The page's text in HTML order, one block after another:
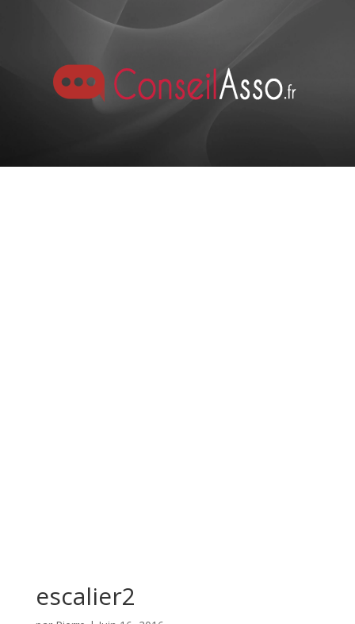
escalier2